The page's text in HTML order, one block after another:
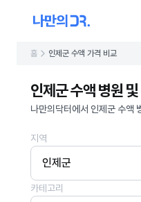
홈 인제군 수액 가격 비교
인제군 수액 병원
나만의닥터에서 인제군 수액
지역
인제군
카테고리